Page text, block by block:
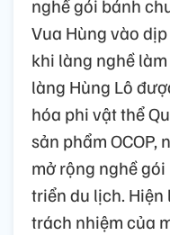
nghề gói bánh
Vua Hùng vào
khi làng nghề
làng Hùng Lô
hóa phi vật thể
sản phẩm OCOP,
mở rộng nghề
triển du lịch.
trách nhiệm của